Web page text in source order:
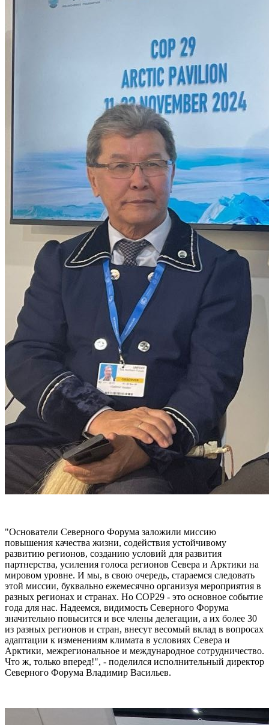
"Основатели Северного Форума заложили миссию
повышения качества жизни, содействия устойчивому
развитию регионов, созданию условий для развития
партнерства, усиления голоса регионов Севера и Арктики на
мировом уровне. И мы, в свою очередь, стараемся следовать
этой миссии, буквально ежемесячно организуя мероприятия в
разных регионах и странах. Но СОР29 - это основное событие
года для нас. Надеемся, видимость Северного Форума
значительно повысится и все члены делегации, а их более 30
из разных регионов и стран, внесут весомый вклад в вопросах
адаптации к изменениям климата в условиях Севера и
Арктики, межрегиональное и международное сотрудничество.
Что ж, только вперед!", - поделился исполнительный директор
Северного Форума Владимир Васильев.